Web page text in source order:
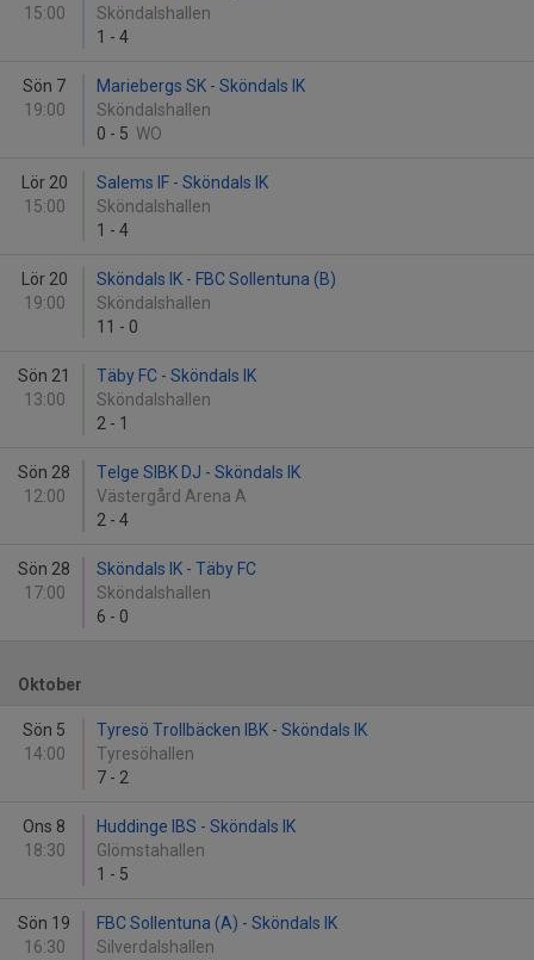
15:00
Sköndalshallen
1 - 4
Sön 7
19:00
Mariebergs SK - Sköndals IK
Sköndalshallen
0 - 5 WO
Lör 20
15:00
Salems IF - Sköndals IK
Sköndalshallen
1 - 4
Lör 20
19:00
Sköndals IK - FBC Sollentuna (B)
Sköndalshallen
11 - 0
Sön 21
13:00
Täby FC - Sköndals IK
Sköndalshallen
2 - 1
Sön 28
12:00
Telge SIBK DJ - Sköndals IK
Västergård Arena A
2 - 4
Sön 28
17:00
Sköndals IK - Täby FC
Sköndalshallen
6 - 0
Oktober
Sön 5
14:00
Tyresö Trollbäcken IBK - Sköndals IK
Tyresöhallen
7 - 2
Ons 8
18:30
Huddinge IBS - Sköndals IK
Glömstahallen
1 - 5
Sön 19
16:30
FBC Sollentuna (A) - Sköndals IK
Silverdalshallen